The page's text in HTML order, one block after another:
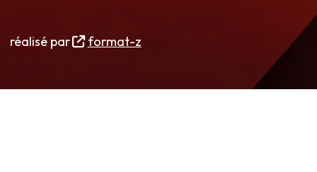
réalisé par format-z